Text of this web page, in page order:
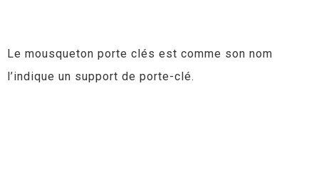
Le mousqueton porte clés est comme son nom
l’indique un support de porte-clé.